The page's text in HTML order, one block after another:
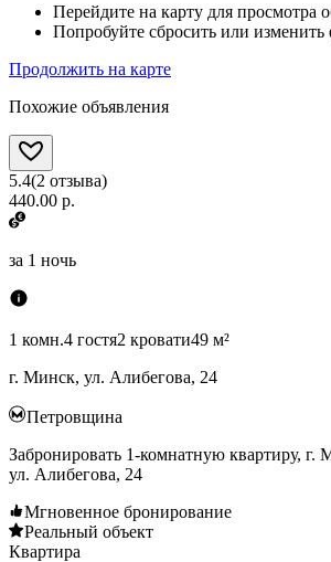
Перейдите на карту для просмотра
Попробуйте сбросить или изменить
Продолжить на карте
Похожие объявления
5.4(2 отзыва)
440.00 р.
за 1 ночь
1 комн.4 гостя2 кровати49 м²
г. Минск, ул. Алибегова, 24
Петровщина
Забронировать 1-комнатную квартиру, г.
ул. Алибегова, 24
Мгновенное бронирование
Реальный объект
Квартира